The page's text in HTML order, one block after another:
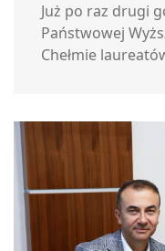
Już po raz drugi
Państwowej
Chełmie